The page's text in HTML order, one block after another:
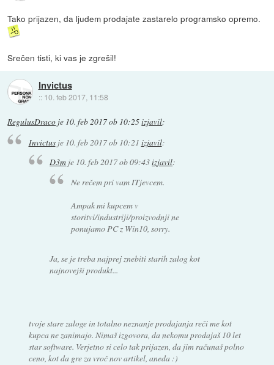
Tako prijazen, da ljudem prodajate zastarelo programsko opremo.
Srečen tisti, ki vas je zgrešil!
Invictus
:: 10. feb 2017, 11:58
RegulusDraco je 10. feb 2017 ob 10:25izjavil:
Invictusje 10. feb 2017 ob 10:21 izjavil:
D3m je 10. feb 2017 ob 09:43izjavil:
Ne rečem pri vam ITjevcem.
Ampak mi kupcem v
storitvi/industriji/proizvodnji ne
ponujamo PC z Win10, sorry.
Ja, se je treba najprej znebiti starih zalog kot
najnovejši produkt...
tvoje stare zaloge in totalno neznanje prodajanja reči me kot
kupca ne zanimajo. Nimaš izgovora, da nekomu prodajaš 10 let
star software. Verjetno si celo tak prijazen, da jim računaš polno
ceno, kot da gre za vroč nov artikel, aneda :)